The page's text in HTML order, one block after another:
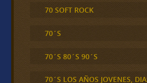
70 SOFT ROCK
70´S
70´S 80´S 90´S
70´S LOS AÑOS JOVENES,